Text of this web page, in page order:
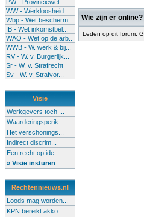
PW - Provinciewet
WW - Werkloosheid...
Wbp - Wet bescherm...
IB - Wet inkomstbel...
WAO - Wet op de arb..
WWB - W. werk & bij...
RV - W. v. Burgerlijk...
Sr - W. v. Strafrecht
Sv - W. v. Strafvor...
Visie
Werkgevers toch ...
Waarderingsperik...
Het verschonings...
Indirect discrim...
Een recht op ide...
» Visie insturen
Rechtennieuws.nl
Loods mag worden...
KPN bereikt akko...
Wie zijn er online?
Leden op dit forum: